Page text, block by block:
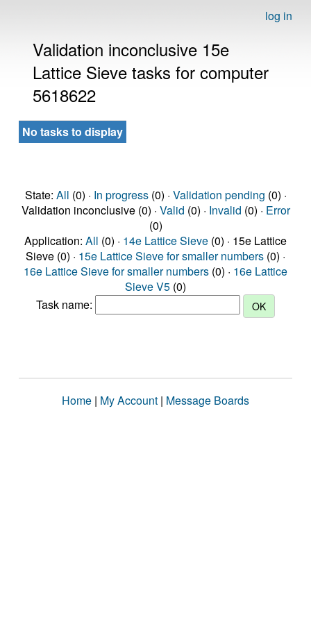
log in
Validation inconclusive 15e
Lattice Sieve tasks for computer
5618622
No tasks to display
State: All (0) · In progress(0) · Validation pending (0) ·
Validation inconclusive (0) · Valid (0) · Invalid (0) · Error
(0)
Application: All (0) · 14e Lattice Sieve (0) · 15e Lattice
Sieve (0) · 15e Lattice Sieve for smaller numbers (0) ·
16e Lattice Sieve for smaller numbers (0) · 16e Lattice
Sieve V5 (0)
Task name:
Home | My Account | Message Boards